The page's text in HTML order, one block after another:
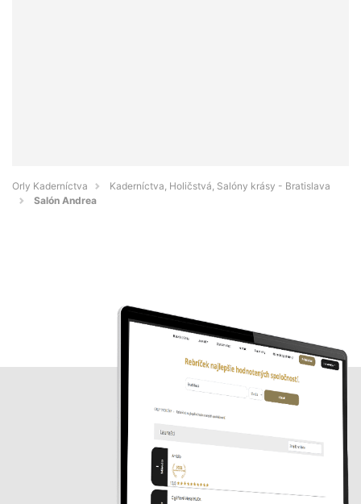
Orly Kaderníctva
Kaderníctva, Holičstvá, Salóny krásy - Bratislava
Salón Andrea